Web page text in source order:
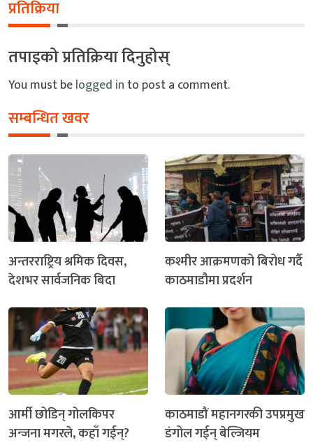
प्रतिक्रिया
तपाइको प्रतिक्रिया दिनुहोस्
You must belogged in to post a comment.
सम्बन्धित खवर
अन्तरराष्ट्रिय श्रमिक दिवस,
देशभर सार्वजनिक बिदा
कश्मीर आक्रमणको बिरोध गर्दै
काठमाडौमा प्रदर्शन
आर्मी छोडिन् गोलकिपर
अन्जना मगरले, कहाँ गईन्?
काठमाडौं महानगरकी उपप्रमुख
डंगोल गईन् बेल्जियम